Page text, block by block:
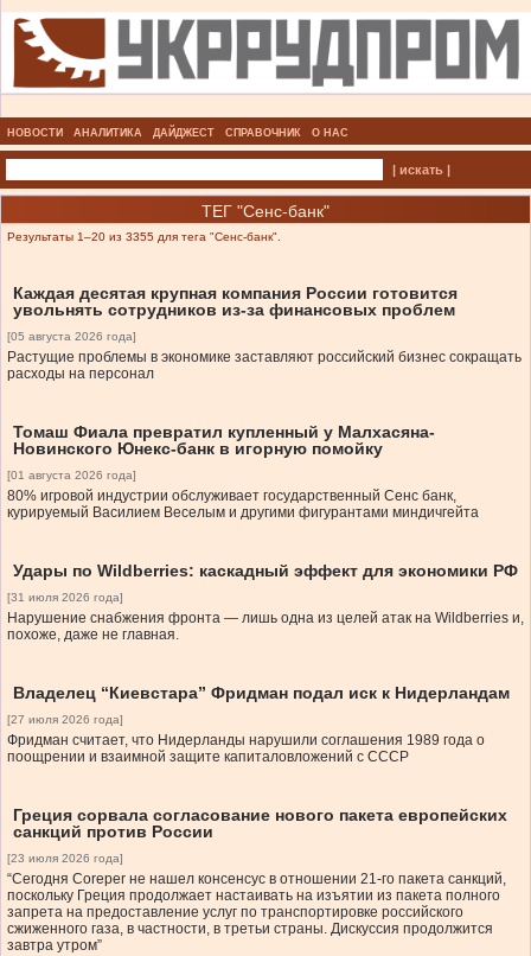
НОВОСТИ АНАЛИТИКА ДАЙДЖЕСТ СПРАВОЧНИК О НАС
| искать |
ТЕГ "Сенс-банк"
Результаты 1–20 из 3355 для тега "Сенс-банк".
Каждая десятая крупная компания России готовится
увольнять сотрудников из-за финансовых проблем
[05 августа 2026 года]
Растущие проблемы в экономике заставляют российский бизнес сокращать
расходы на персонал
Томаш Фиала превратил купленный у Малхасяна-
Новинского Юнекс-банк в игорную помойку
[01 августа 2026 года]
80% игровой индустрии обслуживает государственный Сенс банк,
курируемый Василием Веселым и другими фигурантами миндичгейта
Удары по Wildberries: каскадный эффект для экономики РФ
[31 июля 2026 года]
Нарушение снабжения фронта — лишь одна из целей атак на Wildberries и,
похоже, даже не главная.
Владелец “Киевстара” Фридман подал иск к Нидерландам
[27 июля 2026 года]
Фридман считает, что Нидерланды нарушили соглашения 1989 года о
поощрении и взаимной защите капиталовложений с СССР
Греция сорвала согласование нового пакета европейских
санкций против России
[23 июля 2026 года]
“Сегодня Coreper не нашел консенсус в отношении 21-го пакета санкций,
поскольку Греция продолжает настаивать на изъятии из пакета полного
запрета на предоставление услуг по транспортировке российского
сжиженного газа, в частности, в третьи страны. Дискуссия продолжится
завтра утром”